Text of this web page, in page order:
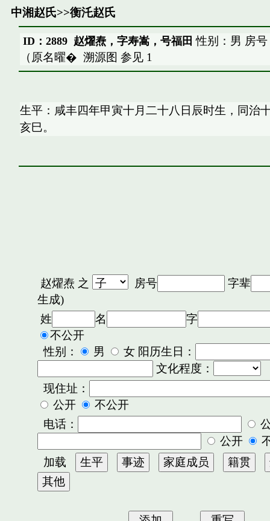
中湘赵氏>>衡汑赵氏
ID：2889 赵燿焘，字寿嵩，号福田 性别：男 房
（原名曜� 溯源图 参见 1
生平：咸丰四年甲寅十月二十八日辰时生，同治
亥巳。
赵燿焘之 房号
字辈
生成)
姓
名
字
不公开
性别：
男
女 阳历生日：
文化程度：
现住址：
公开
不公开
电话：
公开
加载